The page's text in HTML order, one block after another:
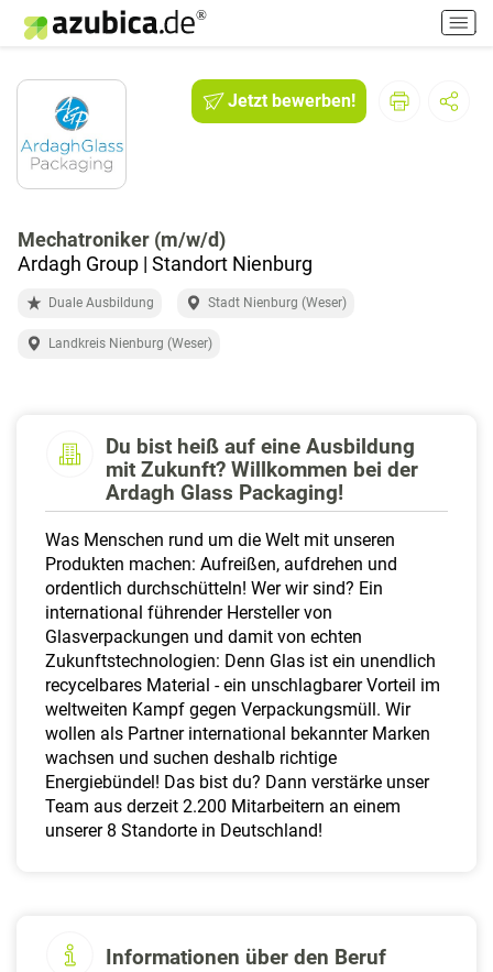
H
a
p
Jetzt bewerben!
Mechatroniker (m/w/d)
Ardagh Group | Standort Nienburg
Duale Ausbildung Stadt Nienburg (Weser)
Landkreis Nienburg (Weser)
Du bist heiß auf eine Ausbildung
mit Zukunft? Willkommen bei der
Ardagh Glass Packaging!
Was Menschen rund um die Welt mit unseren
Produkten machen: Aufreißen, aufdrehen und
ordentlich durchschütteln! Wer wir sind? Ein
international führender Hersteller von
Glasverpackungen und damit von echten
Zukunftstechnologien: Denn Glas ist ein unendlich
recycelbares Material - ein unschlagbarer Vorteil im
weltweiten Kampf gegen Verpackungsmüll. Wir
wollen als Partner international bekannter Marken
wachsen und suchen deshalb richtige
Energiebündel! Das bist du? Dann verstärke unser
Team aus derzeit 2.200 Mitarbeitern an einem
unserer 8 Standorte in Deutschland!
Informationen über den Beruf